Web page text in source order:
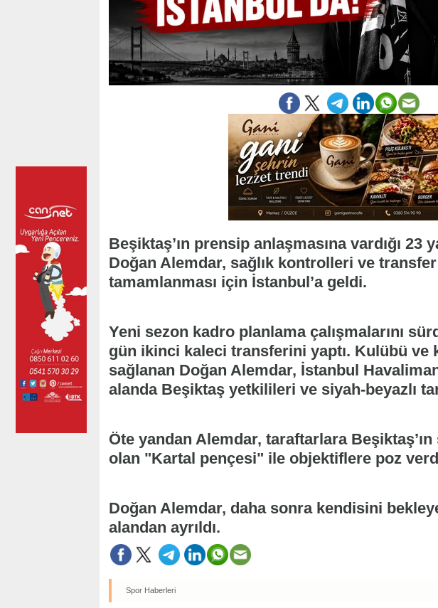
Beşiktaş’ın prensip anlaşmasına vardığı 23
Doğan Alemdar, sağlık kontrolleri ve
tamamlanması için İstanbul’a geldi.
Yeni sezon kadro planlama çalışmalarını
gün ikinci kaleci transferini yaptı. Kulübü ve
sağlanan Doğan Alemdar, İstanbul
alanda Beşiktaş yetkilileri ve siyah-beyazlı
Öte yandan Alemdar, taraftarlara
olan "Kartal pençesi" ile objektiflere poz
Doğan Alemdar, daha sonra kendisini
alandan ayrıldı.
Spor Haberleri